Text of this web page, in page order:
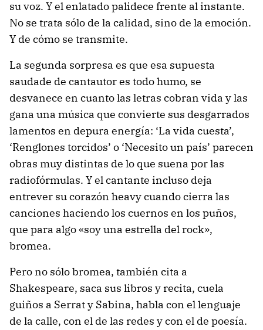
su voz. Y el enlatado palidece frente al instante.
No se trata sólo de la calidad, sino de la emoción.
Y de cómo se transmite.
La segunda sorpresa es que esa supuesta
saudade de cantautor es todo humo, se
desvanece en cuanto las letras cobran vida y las
gana una música que convierte sus desgarrados
lamentos en depura energía: ‘La vida cuesta’,
‘Renglones torcidos’ o ‘Necesito un país’ parecen
obras muy distintas de lo que suena por las
radiofórmulas. Y el cantante incluso deja
entrever su corazón heavy cuando cierra las
canciones haciendo los cuernos en los puños,
que para algo «soy una estrella del rock»,
bromea.
Pero no sólo bromea, también cita a
Shakespeare, saca sus libros y recita, cuela
guiños a Serrat y Sabina, habla con el lenguaje
de la calle, con el de las redes y con el de poesía.